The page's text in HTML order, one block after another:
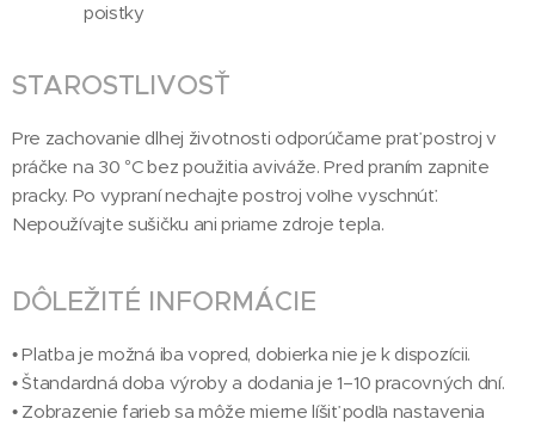
poistky
STAROSTLIVOSŤ
Pre zachovanie dlhej životnosti odporúčame prať postroj v
práčke na 30 °C bez použitia aviváže. Pred praním zapnite
pracky. Po vypraní nechajte postroj voľne vyschnúť.
Nepoužívajte sušičku ani priame zdroje tepla.
DÔLEŽITÉ INFORMÁCIE
• Platba je možná iba vopred, dobierka nie je k dispozícii.
• Štandardná doba výroby a dodania je 1–10 pracovných dní.
• Zobrazenie farieb sa môže mierne líšiť podľa nastavenia